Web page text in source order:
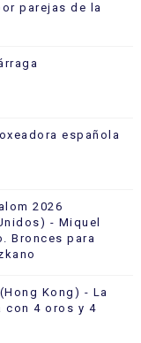
parejas de la
española
2026
- Miquel
Bronces para
Kong) - La
con 4 oros y 4